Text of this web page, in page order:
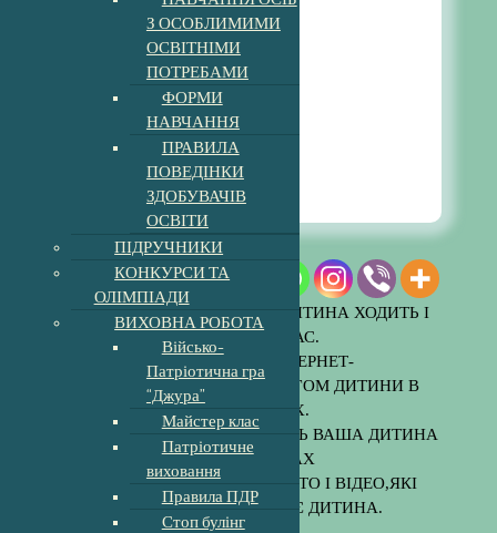
Сторінка психолога
Опублікованоadmin
ПОРАДА БАТЬКАМ
8:21 am 21, Бер, 2023
-ЦІКАВТЕСЬ ,КУДИ ВАША ДИТИНА ХОДИТЬ І
ПРОВОДИТЬ ЧАС.
-ОПАНОВУЙТЕ ІНТЕРНЕТ-
ТЕХНОЛОГІЇ,СТАНЬТЕ ДРУГОМ ДИТИНИ В
СОЦМЕРЕЖАХ.
-ПОДИВІТЬСЯ З КИМ ДРУЖИТЬ ВАША ДИТИНА
В СОЦМЕРЕЖАХ
-ЗВЕРТАЙТЕ УВАГУ НА ФОТО І ВІДЕО,ЯКІ
ЛАЙКАЄ ТА ПОШИРЮЄ ДИТИНА.
З ОСОБЛИМИМИ
ОСВІТНІМИ
ПОТРЕБАМИ
ФОРМИ
НАВЧАННЯ
ПРАВИЛА
ПОВЕДІНКИ
ЗДОБУВАЧІВ
ОСВІТИ
ПІДРУЧНИКИ
КОНКУРСИ ТА
ОЛІМПІАДИ
ВИХОВНА РОБОТА
Військо-
Патріотична гра
“Джура”
Майстер клас
Патріотичне
виховання
Правила ПДР
Стоп булінг